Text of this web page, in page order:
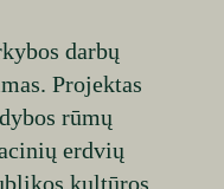
darbų
Projektas
rūmų
erdvių
kultūros